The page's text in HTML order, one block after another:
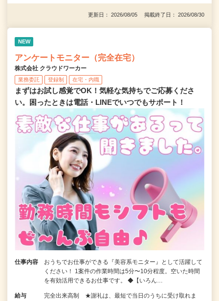
更新日： 2026/08/05 掲載終了日： 2026/08/30
NEW
アンケートモニター（完全在宅）
株式会社 クラウドワーカー
業務委託 登録制 在宅・内職
まずはお試し感覚でOK！気軽な気持ちでご応募くださ
い。困ったときは電話・LINEでいつでもサポート！
仕事内容
おうちでお仕事ができる『美容系モニター』として活躍して
ください！ 1案件の作業時間は5分〜10分程度。空いた時間
を有効活用できるお仕事です。 ◆【いろん…
給与
完全出来高制 ★謝礼は、最短で当日のうちに受け取れま